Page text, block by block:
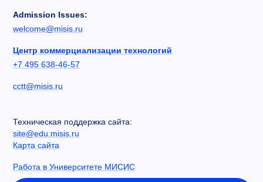
Admission Issues:
welcome@misis.ru
Центр коммерциализации технологий
+7 495 638-46-57
cctt@misis.ru
Техническая поддержка сайта:
site@edu.misis.ru
Карта сайта
Работа в Университете МИСИС